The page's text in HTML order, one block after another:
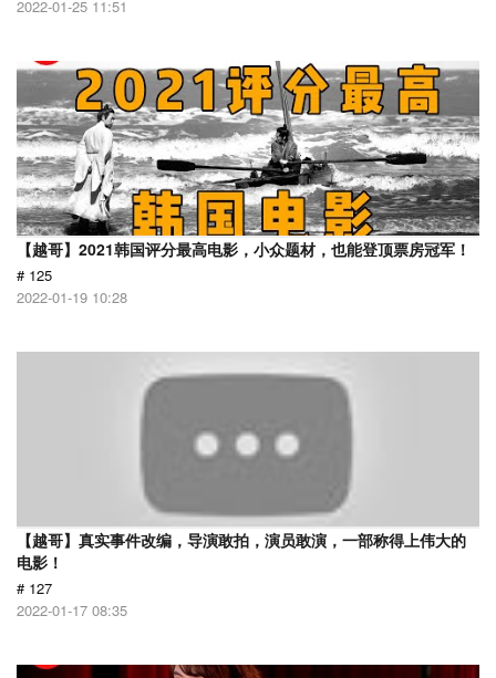
2022-01-25 11:51
【越哥】2021韩国评分最高电影，小众题材，也能登顶票房冠军！
# 125
2022-01-19 10:28
【越哥】真实事件改编，导演敢拍，演员敢演，一部称得上伟大的
电影！
# 127
2022-01-17 08:35